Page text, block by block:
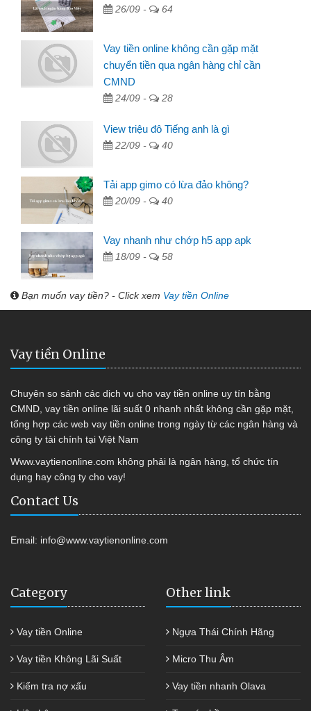
26/09 - 64
Vay tiền online không cần gặp mặt
chuyển tiền qua ngân hàng chỉ cần
CMND
24/09 - 28
View triệu đô Tiếng anh là gì
22/09 - 40
Tải app gimo có lừa đảo không?
20/09 - 40
Vay nhanh như chớp h5 app apk
18/09 - 58
Bạn muốn vay tiền? - Click xem Vay tiền Online
Vay tiền Online
Chuyên so sánh các dịch vụ cho vay tiền online uy tín bằng
CMND, vay tiền online lãi suất 0 nhanh nhất không cần gặp mặt,
tổng hợp các web vay tiền online trong ngày từ các ngân hàng và
công ty tài chính tại Việt Nam
Www.vaytienonline.com không phải là ngân hàng, tổ chức tín
dụng hay công ty cho vay!
Contact Us
Email: info@www.vaytienonline.com
Category
Vay tiền Online
Vay tiền Không Lãi Suất
Kiểm tra nợ xấu
Other link
Ngựa Thái Chính Hãng
Micro Thu Âm
Vay tiền nhanh Olava